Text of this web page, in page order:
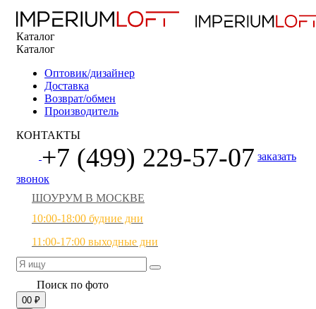
Каталог
Каталог
Оптовик/дизайнер
Доставка
Возврат/обмен
Производитель
КОНТАКТЫ
+7 (499) 229-57-07 заказать
звонок
ШОУРУМ В МОСКВЕ
10:00-18:00 будние дни
11:00-17:00 выходные дни
Поиск по фото
00 ₽